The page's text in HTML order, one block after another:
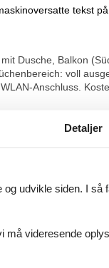
tekst på
Dusche, Balkon
voll
Anschluss.
Detaljer
udvikle siden. I så
videresende